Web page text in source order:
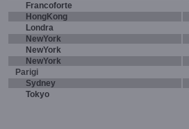
Francoforte
HongKong
Londra
NewYork
NewYork
NewYork
Parigi
Sydney
Tokyo